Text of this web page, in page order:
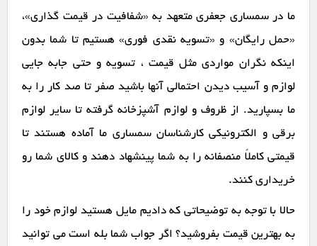
ما در سمساری جعفری متعهد به «شفافیت در قیمت گذاری»،
«حمل رایگان» و «تسویه نقدی فوری» هستیم تا شما بدون
اینکه نگران مواردی مثل قیمت ، تسویه و حتی جابه جایی
لوازم و آسیب دیدن احتمالی آنها باشید صفر تا صد کار را به
ما بسپارید. از ظروف و لوازم آشپزخانه گرفته تا سایر لوازم
برقی و الکترونیکی کارشناسان سمساری ما آماده هستند تا
قیمتی کاملاً منصفانه را به شما پینشهاد دهند و کالای شما رو
خریداری کنند.
حالا با توجه به توضیحاتی که دادیم مایل هستید لوازم خود را
به بهترین قیمت بفروشید؟ اگر جواب شما بله است می توانید